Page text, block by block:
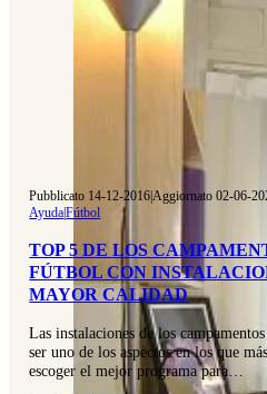
Pubblicato 14-12-2016|Aggiornato 02-06-
Ayuda|Fútbol
TOP 5 DE LOS
FÚTBOL CON
MAYOR CALIDAD
Las instalaciones de los
ser uno de los aspectos en los que
escoger el mejor programa para…